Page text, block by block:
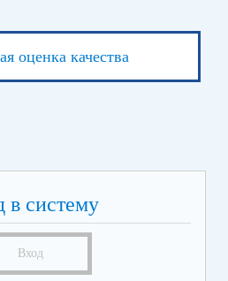
оценка качества
в систему
Вход